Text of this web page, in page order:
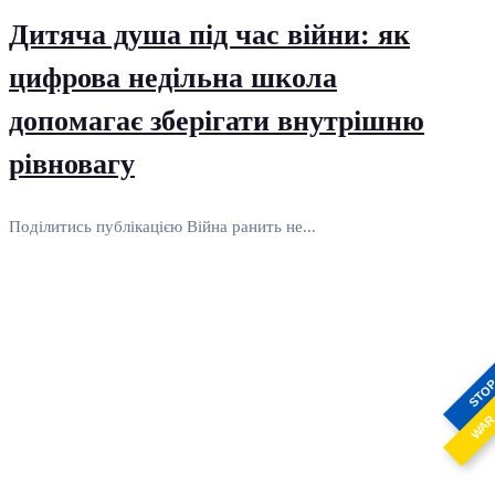
Дитяча душа під час війни: як
цифрова недільна школа
допомагає зберігати внутрішню
рівновагу
Поділитись публікацією Війна ранить не...